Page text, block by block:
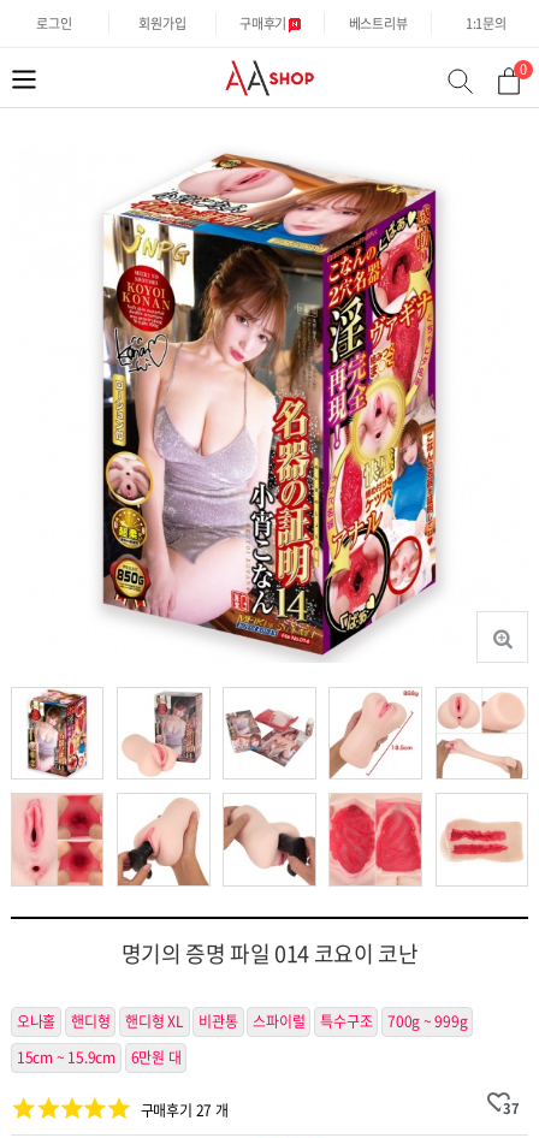
로그인 회원가입 구매후기 베스트리뷰 1:1문의
류
0
명기의 증명 파일 014 코요이 코난
오나홀 핸디형 핸디형 XL 비관통 스파이럴 특수구조
700g ~ 999g
15cm ~ 15.9cm
6만원 대
구매후기 27 개 37